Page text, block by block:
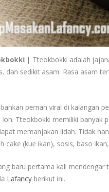
| Tteokbokki adalah
dan sedikit asam. Rasa asam
pernah viral di kalangan
loh. Tteokbokki memiliki banyak
memanjakan lidah. Tidak
cake (kue ikan), sosis, baso
baru pertama kali
Lafancy berikut ini.